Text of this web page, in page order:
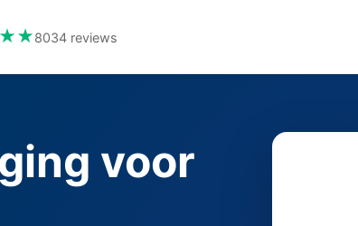
8034 reviews
voor